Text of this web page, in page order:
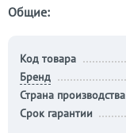
Общие:
Код товара
Бренд
Страна производства
Срок гарантии